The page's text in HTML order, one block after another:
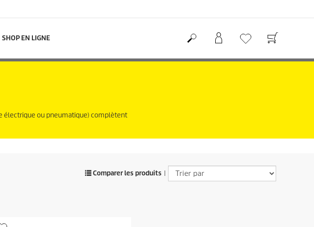
SHOP EN LIGNE
électrique ou pneumatique) complètent
Comparer les produits |